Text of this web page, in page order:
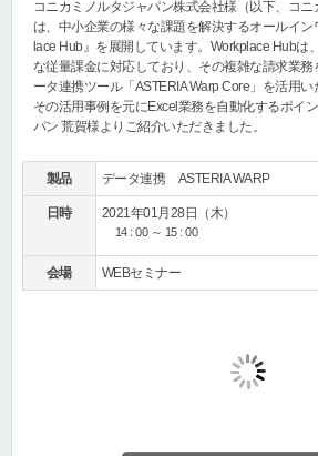
コニカミノルタジャパン株式会社様（以下、コ
は、中小企業の様々な課題を解決するオールイン
lace Hub』を展開しています。Workplace Hubは
な従量課金に対応しており、その複雑な請求業
ータ連携ツール「ASTERIA Warp Core」を活用
その活用事例を元にExcel業務を自動化するポイ
パン 荒賀様よりご紹介いただきました。
製品 データ連携 ASTERIA WARP
日時 2021年01月28日（木）
14 : 00 ～ 15 : 00
会場 WEBセミナー